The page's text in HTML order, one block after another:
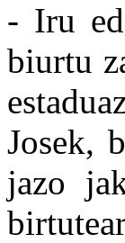
- Iru
biurtu
Josek,
jazo